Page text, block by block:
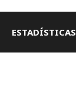
ESTADÍSTICAS